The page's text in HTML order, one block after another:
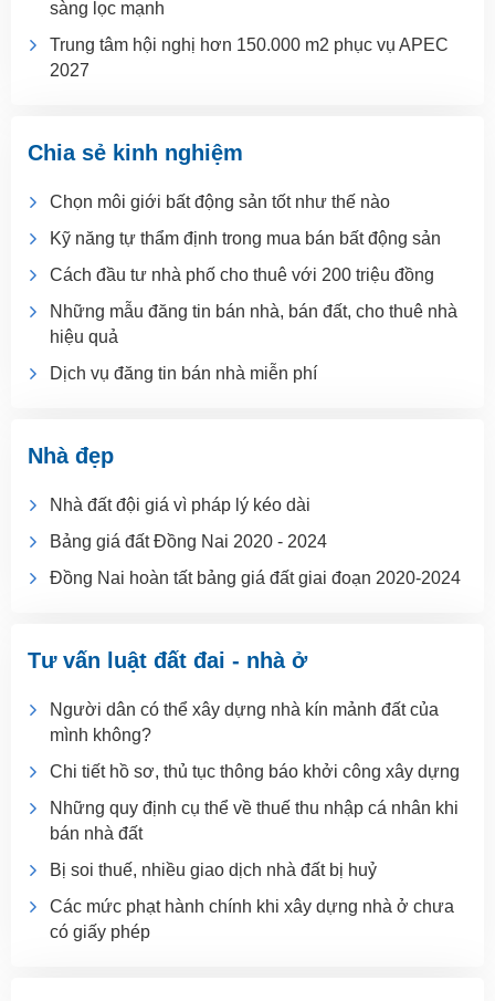
sàng lọc mạnh
Trung tâm hội nghị hơn 150.000 m2 phục vụ APEC
2027
Chia sẻ kinh nghiệm
Chọn môi giới bất động sản tốt như thế nào
Kỹ năng tự thẩm định trong mua bán bất động sản
Cách đầu tư nhà phố cho thuê với 200 triệu đồng
Những mẫu đăng tin bán nhà, bán đất, cho thuê nhà
hiệu quả
Dịch vụ đăng tin bán nhà miễn phí
Nhà đẹp
Nhà đất đội giá vì pháp lý kéo dài
Bảng giá đất Đồng Nai 2020 - 2024
Đồng Nai hoàn tất bảng giá đất giai đoạn 2020-2024
Tư vấn luật đất đai - nhà ở
Người dân có thể xây dựng nhà kín mảnh đất của
mình không?
Chi tiết hồ sơ, thủ tục thông báo khởi công xây dựng
Những quy định cụ thể về thuế thu nhập cá nhân khi
bán nhà đất
Bị soi thuế, nhiều giao dịch nhà đất bị huỷ
Các mức phạt hành chính khi xây dựng nhà ở chưa
có giấy phép